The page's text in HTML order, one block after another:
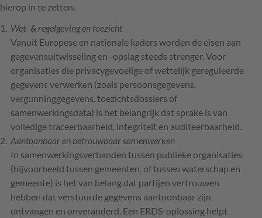
hierop in te zetten:
Wet- & regelgeving en toezicht
Vanuit Europese en nationale kaders worden de eisen aan
gegevensuitwisseling en -opslag steeds strenger. Voor
organisaties die privacygevoelige of wettelijk gereguleerde
gegevens verwerken (zoals persoonsgegevens,
vergunninggegevens, toezichtsdossiers of
samenwerkingsdata) is het belangrijk dat sprake is van
volledige traceerbaarheid, integriteit en auditeerbaarheid.
Aantoonbaar en betrouwbaar samenwerken
In samenwerkingsverbanden tussen publieke organisaties
(bijvoorbeeld tussen gemeenten, of tussen waterschap en
gemeente) is het van belang dat partijen vertrouwen
hebben dat verstuurde gegevens aantoonbaar zijn
ontvangen en onveranderd. Een ERDS-oplossing helpt